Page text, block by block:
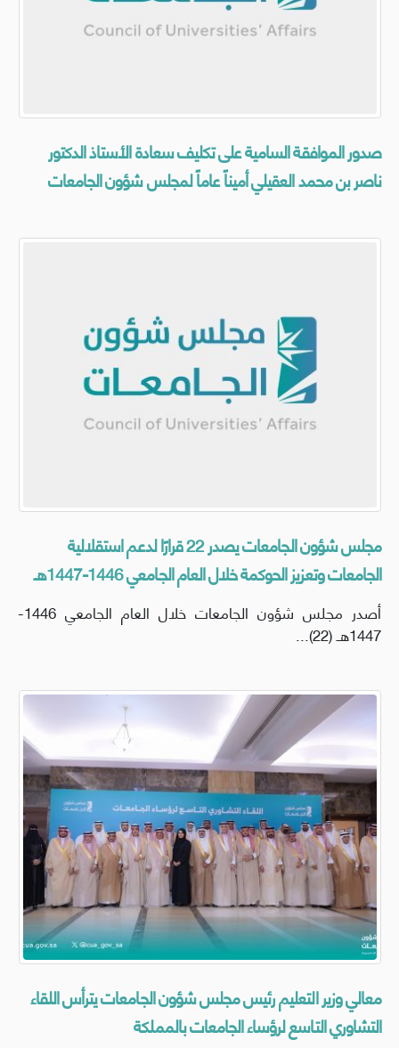
صدور الموافقة السامية على تكليف سعادة الأستاذ الدكتور
ناصر بن محمد العقيلي أميناً عاماً لمجلس شؤون الجامعات
مجلس شؤون الجامعات يصدر 22 قرارًا لدعم استقلالية
الجامعات وتعزيز الحوكمة خلال العام الجامعي 1446-1447هـ
أصدر مجلس شؤون الجامعات خلال العام الجامعي 1446-
1447هـ (22)...
معالي وزير التعليم رئيس مجلس شؤون الجامعات يترأس اللقاء
التشاوري التاسع لرؤساء الجامعات بالمملكة